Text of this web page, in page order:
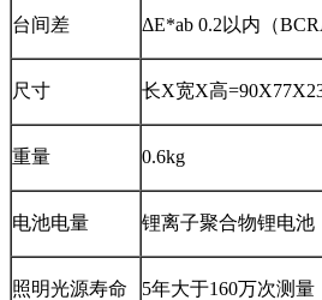
台间差 ΔE*ab 0.2以内（
尺寸 长X宽X高
重量 0.6kg
电池电量 锂离子聚合物锂电池
照明光源寿命 5年大于160万次测量